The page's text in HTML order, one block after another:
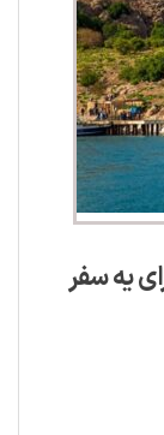
یه سفر